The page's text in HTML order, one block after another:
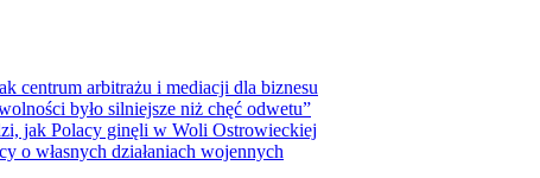
centrum arbitrażu i mediacji dla biznesu
było silniejsze niż chęć odwetu”
jak Polacy ginęli w Woli Ostrowieckiej
o własnych działaniach wojennych